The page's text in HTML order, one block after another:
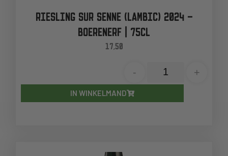
RIESLING SUR SENNE (LAMBIC) 2024 –
BOERENERF | 75CL
17,50
- +
IN WINKELMAND